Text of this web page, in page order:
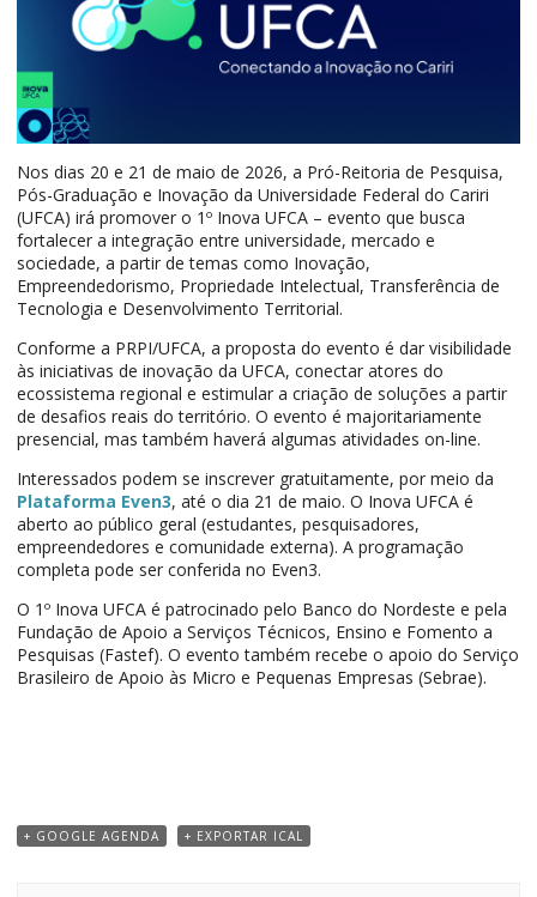
Nos dias 20 e 21 de maio de 2026, a Pró-Reitoria de Pesquisa,
Pós-Graduação e Inovação da Universidade Federal do Cariri
(UFCA) irá promover o 1º Inova UFCA – evento que busca
fortalecer a integração entre universidade, mercado e
sociedade, a partir de temas como Inovação,
Empreendedorismo, Propriedade Intelectual, Transferência de
Tecnologia e Desenvolvimento Territorial.
Conforme a PRPI/UFCA, a proposta do evento é dar visibilidade
às iniciativas de inovação da UFCA, conectar atores do
ecossistema regional e estimular a criação de soluções a partir
de desafios reais do território. O evento é majoritariamente
presencial, mas também haverá algumas atividades on-line.
Interessados podem se inscrever gratuitamente, por meio da
Plataforma Even3, até o dia 21 de maio. O Inova UFCA é
aberto ao público geral (estudantes, pesquisadores,
empreendedores e comunidade externa). A programação
completa pode ser conferida no Even3.
O 1º Inova UFCA é patrocinado pelo Banco do Nordeste e pela
Fundação de Apoio a Serviços Técnicos, Ensino e Fomento a
Pesquisas (Fastef). O evento também recebe o apoio do Serviço
Brasileiro de Apoio às Micro e Pequenas Empresas (Sebrae).
+ GOOGLE AGENDA + EXPORTAR ICAL